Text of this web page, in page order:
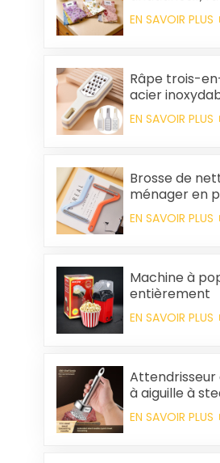
nettoyer, épais,
imprimé,
écologique
EN SAVOIR PLUS
Râpe trois-
acier
EN SAVOIR PLUS
Brosse de
ménager en
pour
élimination
EN SAVOIR PLUS
Machine à
entièrement
automatique
maison,
EN SAVOIR PLUS
à aiguille à
EN SAVOIR PLUS